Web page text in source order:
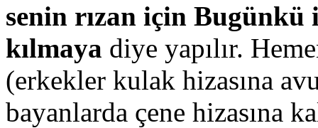
senin rızan için Bugünkü
kılmaya diye yapılır.
(erkekler kulak hizasına
bayanlarda çene hizasına